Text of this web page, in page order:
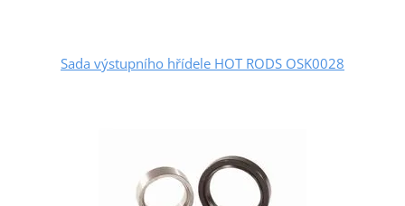
Sada výstupního hřídele HOT RODS OSK0028